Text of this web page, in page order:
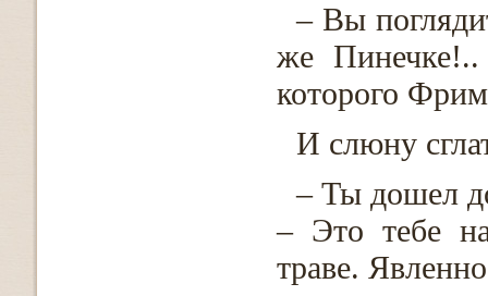
– Вы
же
которого
И слюну
– Ты дошел
– Это тебе
траве.